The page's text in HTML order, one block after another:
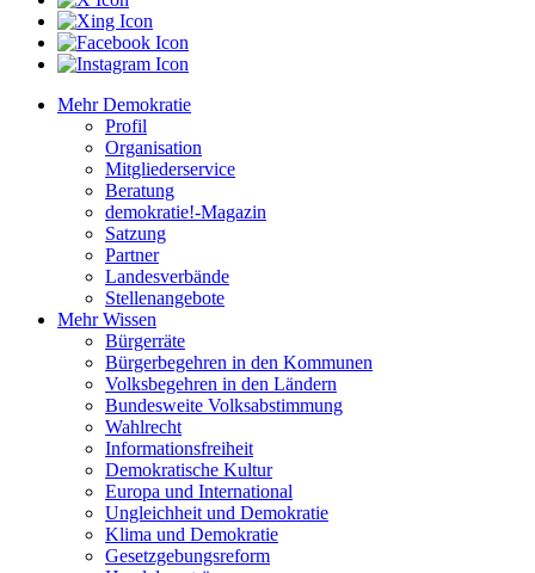
Mehr Demokratie
Profil
Organisation
Mitgliederservice
Beratung
demokratie!-Magazin
Satzung
Partner
Landesverbände
Stellenangebote
Mehr Wissen
Bürgerräte
Bürgerbegehren in den Kommunen
Volksbegehren in den Ländern
Bundesweite Volksabstimmung
Wahlrecht
Informationsfreiheit
Demokratische Kultur
Europa und International
Ungleichheit und Demokratie
Klima und Demokratie
Gesetzgebungsreform